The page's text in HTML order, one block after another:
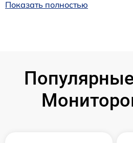
Показать полностью